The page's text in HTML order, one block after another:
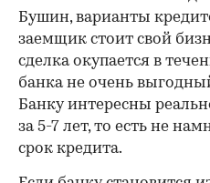
Бушин, варианты
заемщик стоит свой
сделка окупается в
банка не очень
Банку интересны
за 5-7 лет, то есть не
срок кредита.